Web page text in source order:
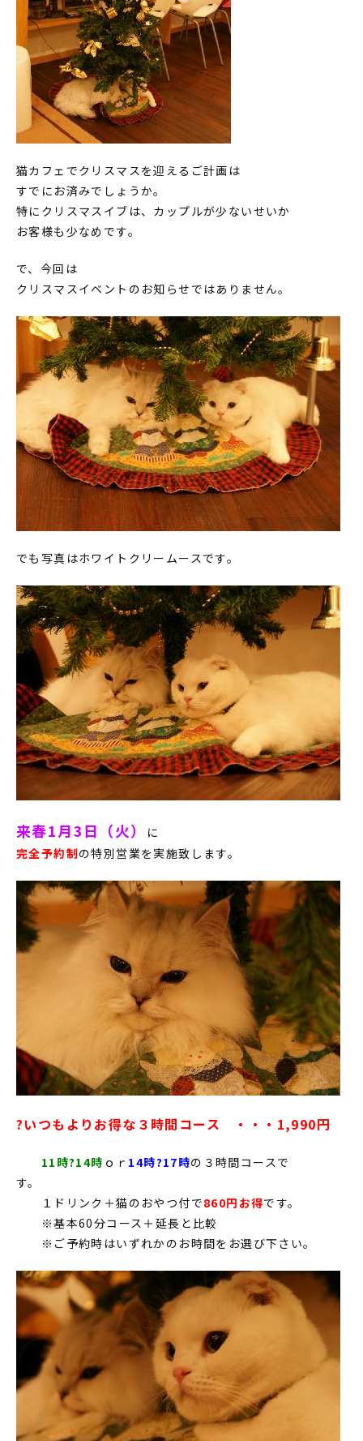
猫カフェでクリスマスを迎えるご計画は
すでにお済みでしょうか。
特にクリスマスイブは、カップルが少ないせいか
お客様も少なめです。
で、今回は
クリスマスイベントのお知らせではありません。
でも写真はホワイトクリームースです。
来春1月3日（火）
に
完全予約制の特別営業を実施致します。
?いつもよりお得な３時間コース ・・・1,990円
11時?14時 ｏｒ 14時?17時の３時間コースで
す。
１ドリンク＋猫のおやつ付で860円お得です。
※基本60分コース＋延長と比較
※ご予約時はいずれかのお時間をお選び下さい。